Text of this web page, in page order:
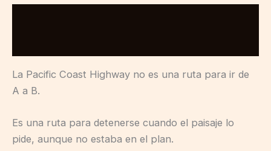
La Pacific Coast Highway no es una ruta para ir de
A a B.
Es una ruta para detenerse cuando el paisaje lo
pide, aunque no estaba en el plan.